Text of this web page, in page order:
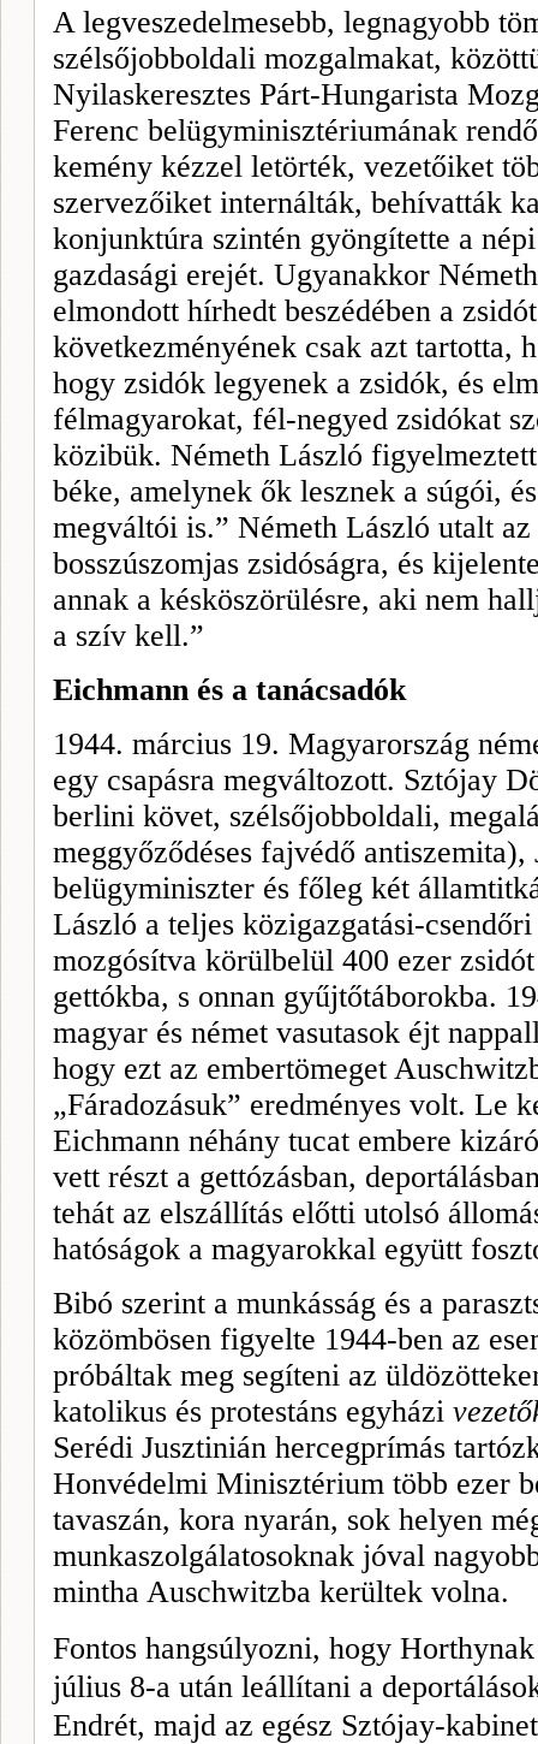
A legveszedelmesebb, legnagyobb
szélsőjobboldali mozgalmakat,
Nyilaskeresztes Párt-Hungarista
Ferenc belügyminisztériumának
kemény kézzel letörték, vezetőiket
szervezőiket internálták, behívatták
konjunktúra szintén gyöngítette a
gazdasági erejét. Ugyanakkor
elmondott hírhedt beszédében a
következményének csak azt tartotta,
hogy zsidók legyenek a zsidók, és
félmagyarokat, fél-negyed zsidókat
közibük. Németh László
béke, amelynek ők lesznek a súgói,
megváltói is.” Németh László utalt
bosszúszomjas zsidóságra, és
annak a késköszörülésre, aki nem
a szív kell.”
Eichmann és a tanácsadók
1944. március 19. Magyarország
egy csapásra megváltozott. Sztójay
berlini követ, szélsőjobboldali,
meggyőződéses fajvédő antiszemita),
belügyminiszter és főleg két
László a teljes közigazgatási-
mozgósítva körülbelül 400 ezer
gettókba, s onnan gyűjtőtáborokba.
magyar és német vasutasok éjt
hogy ezt az embertömeget
„Fáradozásuk” eredményes volt. Le
Eichmann néhány tucat embere kizáró
vett részt a gettózásban,
tehát az elszállítás előtti utolsó
hatóságok a magyarokkal együtt
Bibó szerint a munkásság és a
közömbösen figyelte 1944-ben az
próbáltak meg segíteni az
katolikus és protestáns egyházi
Serédi Jusztinián hercegprímás
Honvédelmi Minisztérium több ezer
tavaszán, kora nyarán, sok helyen
munkaszolgálatosoknak jóval
mintha Auschwitzba kerültek volna.
Fontos hangsúlyozni, hogy
július 8-a után leállítani a
Endrét, majd az egész Sztójay-